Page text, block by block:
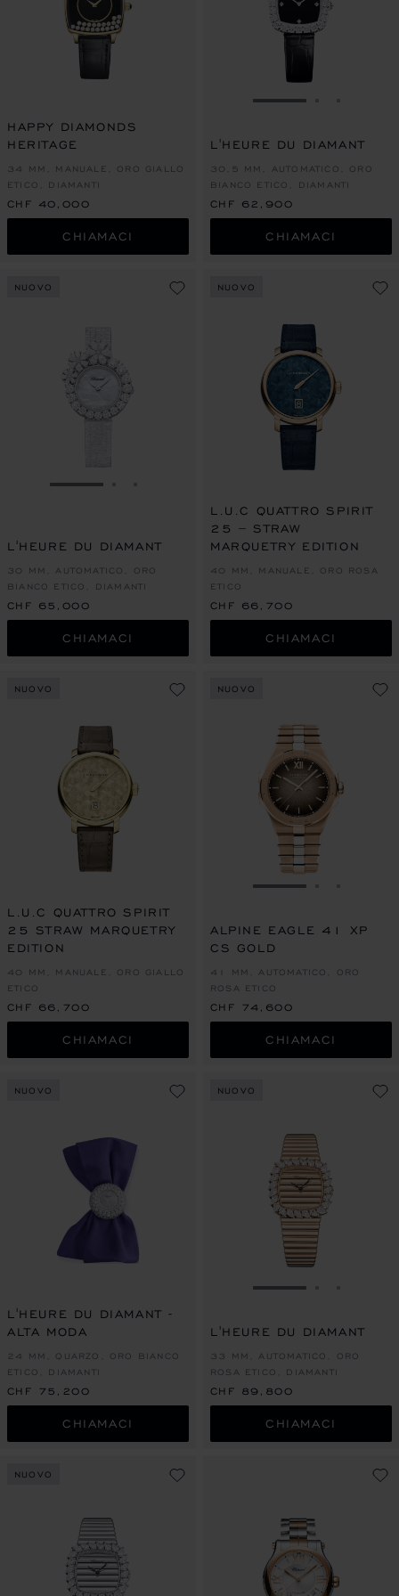
HAPPY DIAMONDS
HERITAGE
34 MM, MANUALE, ORO GIALLO
ETICO, DIAMANTI
CHF 40,000
CHIAMACI
VAI ALLA SLIDE 1
L'HEURE DU DIAMANT
30,5 MM, AUTOMATICO, ORO
BIANCO ETICO, DIAMANTI
CHF 62,900
CHIAMACI
NUOVO
VAI ALLA SLIDE 1
L'HEURE DU DIAMANT
30 MM, AUTOMATICO, ORO
BIANCO ETICO, DIAMANTI
CHF 65,000
CHIAMACI
NUOVO
L.U.C QUATTRO SPIRIT
25 – STRAW
MARQUETRY EDITION
40 MM, MANUALE, ORO ROSA
ETICO
CHF 66,700
CHIAMACI
NUOVO
L.U.C QUATTRO SPIRIT
25 STRAW MARQUETRY
EDITION
40 MM, MANUALE, ORO GIALLO
ETICO
CHF 66,700
CHIAMACI
NUOVO
VAI ALLA SLIDE 1
ALPINE EAGLE 41 XP
CS GOLD
41 MM, AUTOMATICO, ORO
ROSA ETICO
CHF 74,600
CHIAMACI
NUOVO
L'HEURE DU DIAMANT -
ALTA MODA
24 MM, QUARZO, ORO BIANCO
ETICO, DIAMANTI
CHF 75,200
CHIAMACI
NUOVO
VAI ALLA SLIDE 1
L'HEURE DU DIAMANT
33 MM, AUTOMATICO, ORO
ROSA ETICO, DIAMANTI
CHF 89,800
CHIAMACI
NUOVO